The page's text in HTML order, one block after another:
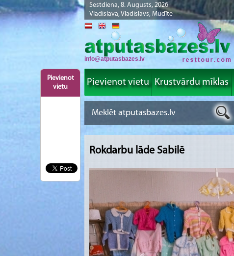
Sestdiena, 8. Augusts, 2026
Vladislava, Vladislavs, Mudīte
Pievienot
vietu
info@atputasbazes.lv
Pievienot vietu Krustvārdu mīklas
Rokdarbu lāde Sabilē